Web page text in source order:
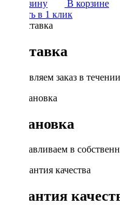
В корзину
В корзине
Купить в 1 клик
Доставка
Доставляем заказ в
Установка
Устанавливаем в
Гарантия